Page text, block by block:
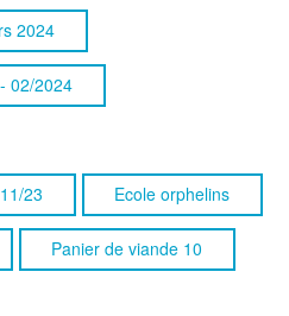
2024
02/2024
23 Ecole orphelins
Panier de viande 10